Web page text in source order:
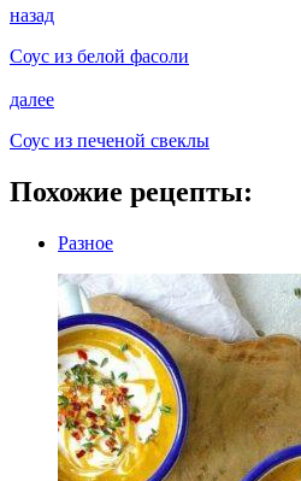
назад
Соус из белой фасоли
далее
Соус из печеной свеклы
Похожие рецепты:
Разное